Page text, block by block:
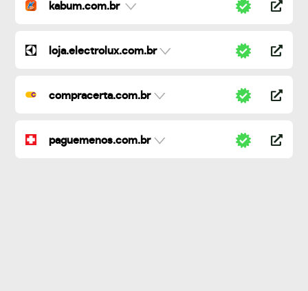
kabum.com.br
loja.electrolux.com.br
compracerta.com.br
paguemenos.com.br